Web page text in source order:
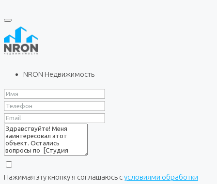
NRON Недвижимость
Нажимая эту кнопку я соглашаюсь сусловиями обработки